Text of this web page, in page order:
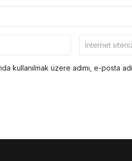
kullanılmak üzere adımı, e-posta